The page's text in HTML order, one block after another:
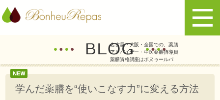
名古屋・大阪・全国での、薬膳
アドバイザー・中医薬膳指導員
薬膳資格講座はボヌゥールパ
学んだ薬膳を“使いこなす力”に変える方法